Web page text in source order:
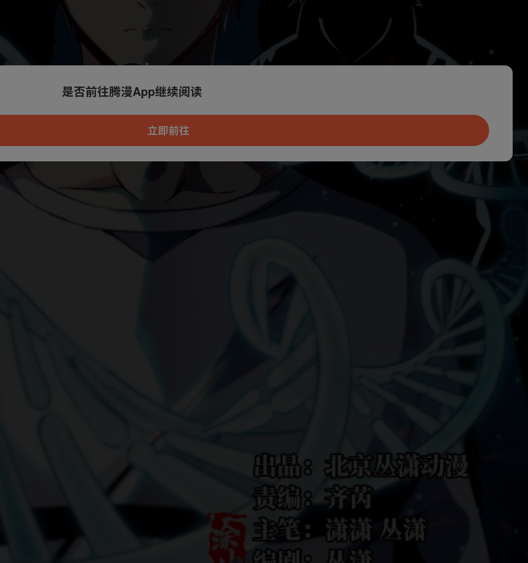
本章节仅支持App阅读，可打开App新用
户7天免费看
是否前往腾漫App继续阅读
立即前往